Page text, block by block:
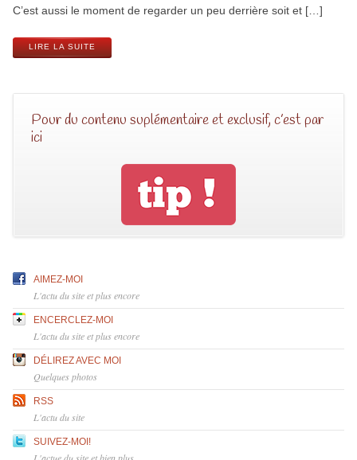
C’est aussi le moment de regarder un peu derrière soit et […]
LIRE LA SUITE
Pour du contenu suplémentaire et exclusif, c’est par
ici
AIMEZ-MOI
L'actu du site et plus encore
ENCERCLEZ-MOI
L'actu du site et plus encore
DÉLIREZ AVEC MOI
Quelques photos
RSS
L'actu du site
SUIVEZ-MOI!